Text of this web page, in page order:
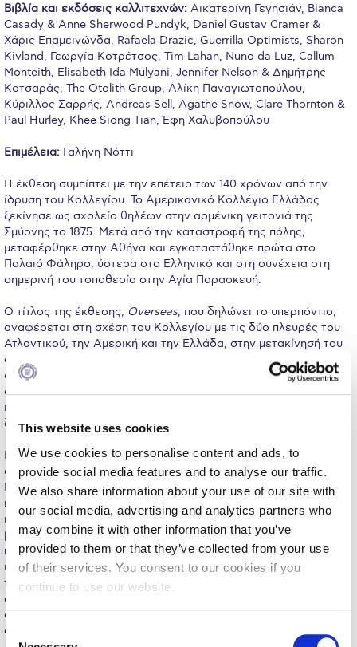
This website uses cookies
We use cookies to personalise content and ads, to
provide social media features and to analyse our traffic.
We also share information about your use of our site with
our social media, advertising and analytics partners who
may combine it with other information that you’ve
provided to them or that they’ve collected from your use
of their services. You consent to our cookies if you
continue to use our website.
C
Commencement
Deree Fall Intensive
Deree Solar PV System
Engineering & Science (in collaboration with Clarkson
University)
Fall Campaign 2021
Fall Campaign 2022
Fall Campaign 2024
Fall Campaign 2024 [EN]
Fall Campaign 2026 [EN]
International Student Guide
Life on Campus
Livestream
Mήνυμα του Προέδρου προς τις οικογένειες των
φοιτητών μας
Personal Data Protection Policy
Βιβλία και εκδόσεις καλλιτεχνών: Αικατερίνη Γεγησιάν, Bianca
Casady & Anne Sherwood Pundyk, Daniel Gustav Cramer &
Χάρις Επαμεινώνδα, Rafaela Drazic, Guerrilla Optimists, Sharon
Kivland, Γεωργία Κοτρέτσος, Tim Lahan, Nuno da Luz, Callum
Monteith, Elisabeth Ida Mulyani, Jennifer Nelson & Δημήτρης
Κοτσαράς, Τhe Otolith Group, Αλίκη Παναγιωτοπούλου,
Κύριλλος Σαρρής, Andreas Sell, Agathe Snow, Clare Thornton &
Paul Hurley, Khee Siong Tian, Έφη Χαλυβοπούλου
Επιμέλεια: Γαλήνη Νόττι
Η έκθεση συμπίπτει με την επέτειο των 140 χρόνων από την
ίδρυση του Κολλεγίου. Το Αμερικανικό Κολλέγιο Ελλάδος
ξεκίνησε ως σχολείο θηλέων στην αρμένικη γειτονιά της
Σμύρνης το 1875. Μετά από την καταστροφή της πόλης,
μεταφέρθηκε στην Αθήνα και εγκαταστάθηκε πρώτα στο
Παλαιό Φάληρο, ύστερα στο Ελληνικό και στη συνέχεια στη
σημερινή του τοποθεσία στην Αγία Παρασκευή.
Ο τίτλος της έκθεσης, Overseas, που δηλώνει το υπερπόντιο,
αναφέρεται στη σχέση του Κολλεγίου με τις δύο πλευρές του
Ατλαντικού, την Αμερική και την Ελλάδα, στην μετακίνησή του
στις αρχές του 20ου αιώνα από τη μια πλευρά του Αιγαίου στην
άλλη, μαζί με πάνω από ένα εκατομμύριο πρόσφυγες, αλλά και
στη διάσχιση της Μεσογείου σήμερα από χιλιάδες πρόσφυγες
που φτάνουν στην Ευρώπη μέσω των ελληνικών νησιών
ζητώντας άσυλο.
Η έκθεσηOverseas κοιτάζει σημεία του παρόντος και της
σύγχρονης ιστορίας μέσα από στιγμές της ιστορίας του
Κολλεγίου. Εξετάζει την έννοια της μετατόπισης τόσο
κυριολεκτικά, ως μετακίνηση από έναν τόπο σε έναν άλλο, όσο
και μεταφορικά, ως μετακίνηση από καθιερωμένες θέσεις και
βεβαιότητες σε μια διαδικασία γνώσης. Εξερευνά την
πολλαπλότητα και μεταβλητότητα των ταυτοτήτων, τον
κοινωνικό προσδιορισμό τους ως προς το φύλο, την καταγωγή,
την εργασία, την εκπαίδευση. Διερευνά το ρόλο της εικόνας
στη δημιουργία αναπαραστάσεων. Προσεγγίζει τα όρια ως
σημεία υπό διαπραγμάτευση αναζητώντας δυνατότητες
αντίστασης και αλλαγής σε ασφυκτικές συνθήκες.